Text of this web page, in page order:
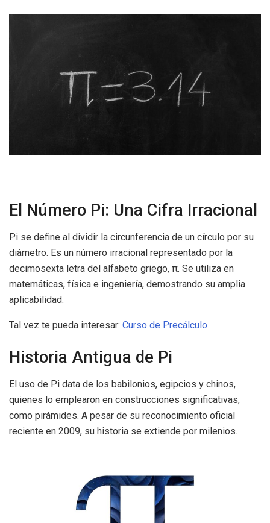
El Número Pi: Una Cifra Irracional
Pi se define al dividir la circunferencia de un círculo por su
diámetro. Es un número irracional representado por la
decimosexta letra del alfabeto griego, π. Se utiliza en
matemáticas, física e ingeniería, demostrando su amplia
aplicabilidad.
Tal vez te pueda interesar: Curso de Precálculo
Historia Antigua de Pi
El uso de Pi data de los babilonios, egipcios y chinos,
quienes lo emplearon en construcciones significativas,
como pirámides. A pesar de su reconocimiento oficial
reciente en 2009, su historia se extiende por milenios.